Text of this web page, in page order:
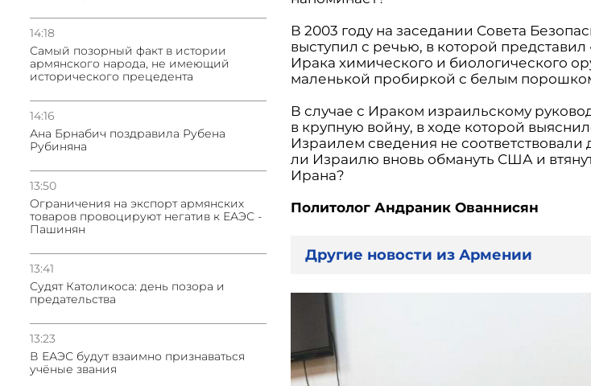
14:18
Самый позорный факт в истории
армянского народа, не имеющий
исторического прецедента
14:16
Ана Брнабич поздравила Рубена
Рубиняна
13:50
Oграничения на экспорт армянских
товаров провоцируют негатив к ЕАЭС -
Пашинян
13:41
Судят Католикоса: день позора и
предательства
13:23
В ЕАЭС будут взаимно признаваться
учёные звания
В 2003 году на заседании Совета
выступил с речью, в которой представил
Ирака химического и биологического
маленькой пробиркой с белым
В случае с Ираком израильскому
в крупную войну, в ходе которой
Израилем сведения не соответствовали
ли Израилю вновь обмануть США и
Ирана?
Политолог Андраник Ованнисян
Другие новости из Армении